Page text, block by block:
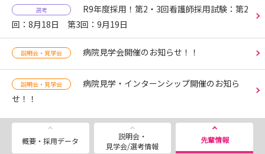
選考
R9年度採用！第2・3回看護師採用試験：第2
回：8月18日 第3回：9月19日
説明会・見学会 病院見学会開催のお知らせ！！
説明会・見学会
病院見学・インターンシップ開催のお知ら
せ！！
概要・採用データ
説明会・
見学会/選考情報
先輩情報